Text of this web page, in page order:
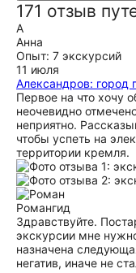
171 отзыв
А
Анна
Опыт: 7 экскурсий
11 июля
Александров: город
Первое на что хочу
неочевидно
неприятно.
чтобы успеть на
территории кремля.
Романгид
Здравствуйте.
экскурсии мне
назначена
негатив, иначе не